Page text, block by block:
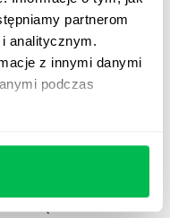
partnerom
analitycznym.
z innymi danymi
podczas
typu może nie
danej osoby.